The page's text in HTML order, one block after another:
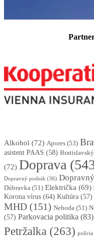
Alkohol (72) Apores (53)
asistent PAAS (58)
(72) Doprava
Dopravný podnik (36)
Dúbravka (51) Električka (69)
Korona vírus (64) Kultúra (57)
MHD (151) Nehoda (51)
(57) Parkovacia politika (83)
Petržalka (263) polícia